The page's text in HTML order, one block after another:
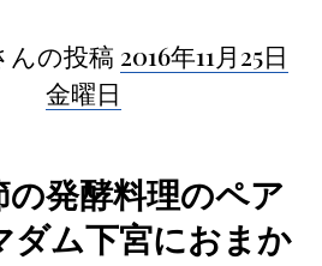
んの投稿 2016年11月25日
金曜日
の発酵料理のペア
ダム下宮におまか